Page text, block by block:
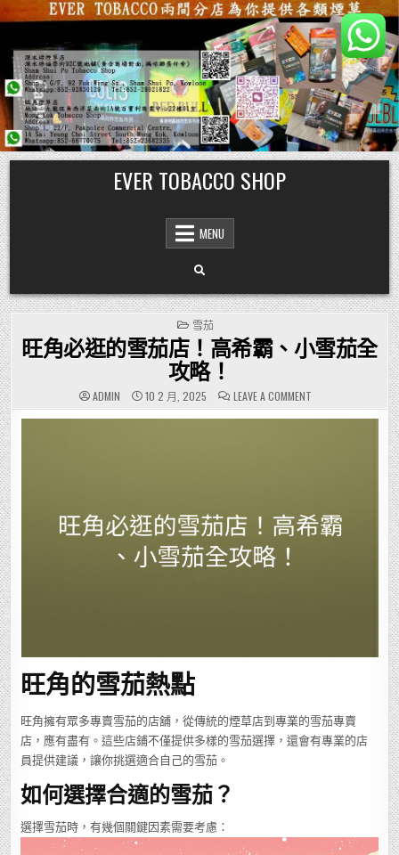
Skip
to
content
EVER TOBACCO SHOP
MENU
POSTED
IN
雪茄
旺角必逛的雪茄店！高希霸、小雪茄全
攻略！
ADMIN 10 2 月, 2025 LEAVE A COMMENTON
旺
角
霸、
小
雪
旺角的雪茄熱點
旺角擁有眾多專賣雪茄的店舖，從傳統的煙草店到專業的雪茄專賣
店，應有盡有。這些店鋪不僅提供多樣的雪茄選擇，還會有專業的店
員提供建議，讓你挑選適合自己的雪茄。
如何選擇合適的雪茄？
選擇雪茄時，有幾個關鍵因素需要考慮：